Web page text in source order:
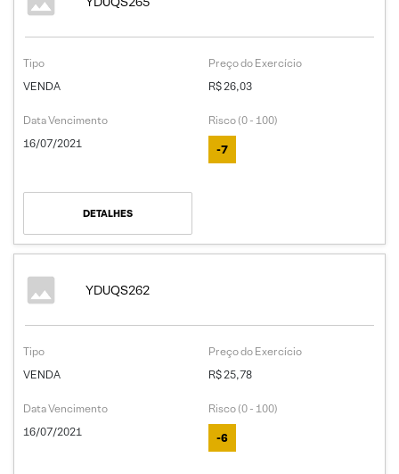
Tipo
VENDA
Preço do Exercício
R$ 26,03
Data Vencimento
16/07/2021
Risco (0 - 100)
-7
DETALHES
YDUQS262
Tipo
VENDA
Preço do Exercício
R$ 25,78
Data Vencimento
16/07/2021
Risco (0 - 100)
-6